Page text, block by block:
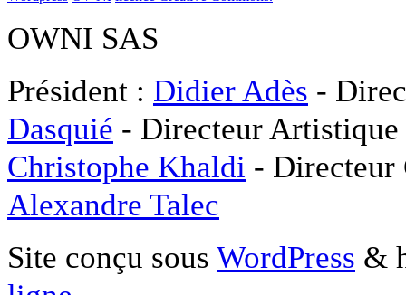
OWNI SAS
Président : Didier Adès -
Dasquié - Directeur
Christophe Khaldi -
Alexandre Talec
Site conçu sous WordPress &